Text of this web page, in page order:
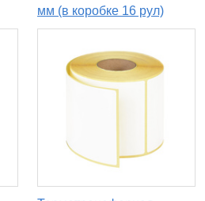
мм (в коробке 16 рул)